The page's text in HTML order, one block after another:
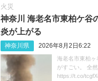
火災
神奈川 海老名市東柏ケ谷
炎が上がる
神奈川県 2026年8月2日6:22
海老名市東柏ヶ
がすごい。 全
https://t.co/